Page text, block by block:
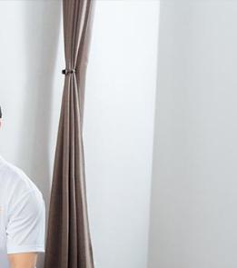
カンタン30秒申し込み
で無料体験予約
大泉学園店